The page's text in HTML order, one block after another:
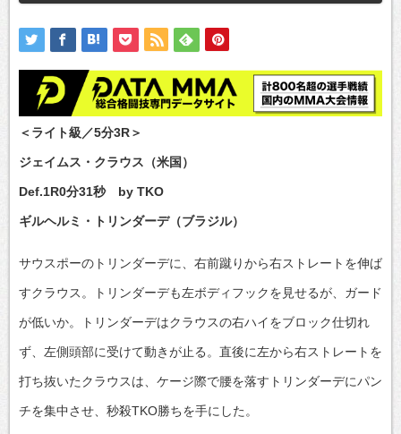
＜ライト級／5分3R＞
ジェイムス・クラウス（米国）
Def.1R0分31秒 by TKO
ギルヘルミ・トリンダーデ（ブラジル）
サウスポーのトリンダーデに、右前蹴りから右ストレートを伸ば
すクラウス。トリンダーデも左ボディフックを見せるが、ガード
が低いか。トリンダーデはクラウスの右ハイをブロック仕切れ
ず、左側頭部に受けて動きが止る。直後に左から右ストレートを
打ち抜いたクラウスは、ケージ際で腰を落すトリンダーデにパン
チを集中させ、秒殺TKO勝ちを手にした。